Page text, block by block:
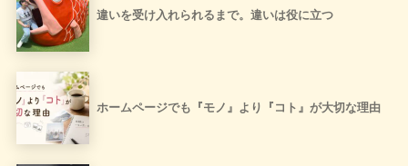
違いを受け入れられるまで。違いは役に立つ
ホームページでも『モノ』より『コト』が大切な理由